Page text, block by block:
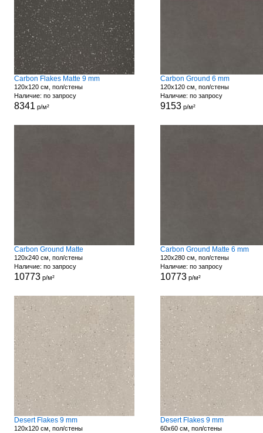
Carbon Flakes Matte 9 mm
120x120 см, пол/стены
Наличие: по запросу
8341 р/м²
Carbon Ground 6 mm
120x120 см, пол/стены
Наличие: по запросу
9153р/м²
Carbon Ground Matte
120x240 см, пол/стены
Наличие: по запросу
10773р/м²
Carbon Ground Matte 6 mm
120x280 см, пол/стены
Наличие: по запросу
10773р/м²
Desert Flakes 9 mm
120x120 см, пол/стены
Desert Flakes 9 mm
60x60 см, пол/стены